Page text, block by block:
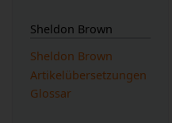
Sheldon Brown
Sheldon Brown
Artikelübersetzungen
Glossar